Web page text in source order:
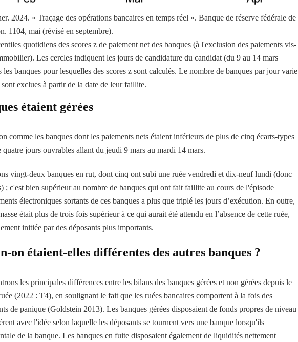
2024. « Traçage des opérations bancaires en temps réel ». Banque de réserve fédérale de
1104, mai (révisé en septembre).
quotidiens des scores z de paiement net des banques (à l'exclusion des paiements vis-
Les cercles indiquent les jours de candidature du candidat (du 9 au 14 mars
banques pour lesquelles des scores z sont calculés. Le nombre de banques par jour varie
exclues à partir de la date de leur faillite.
étaient gérées
comme les banques dont les paiements nets étaient inférieurs de plus de cinq écarts-types
jours ouvrables allant du jeudi 9 mars au mardi 14 mars.
vingt-deux banques en rut, dont cinq ont subi une ruée vendredi et dix-neuf lundi (donc
; c'est bien supérieur au nombre de banques qui ont fait faillite au cours de l'épisode
électroniques sortants de ces banques a plus que triplé les jours d’exécution. En outre,
était plus de trois fois supérieur à ce qui aurait été attendu en l’absence de cette ruée,
initiée par des déposants plus importants.
on étaient-elles différentes des autres banques ?
les principales différences entre les bilans des banques gérées et non gérées depuis le
(2022 : T4), en soulignant le fait que les ruées bancaires comportent à la fois des
de panique (Goldstein 2013). Les banques gérées disposaient de fonds propres de niveau
avec l'idée selon laquelle les déposants se tournent vers une banque lorsqu'ils
de la banque. Les banques en fuite disposaient également de liquidités nettement